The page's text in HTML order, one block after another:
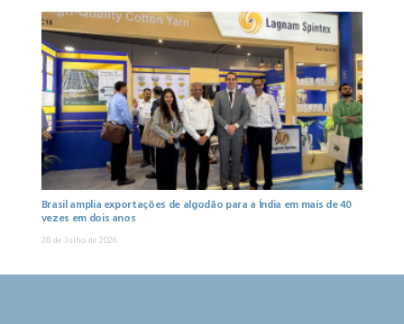
Brasil amplia exportações de algodão para a Índia em mais de 40
vezes em dois anos
28 de Julho de 2026